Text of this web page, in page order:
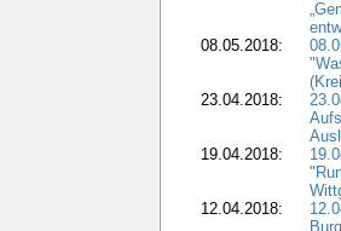
08.05.2018:
23.04.2018:
19.04.2018:
12.04.2018: